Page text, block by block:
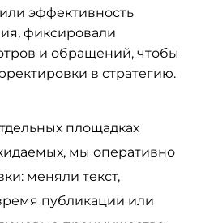
эффективность
фиксировали
и обращений, чтобы
в стратегию.
площадках
мы оперативно
меняли текст,
публикации или